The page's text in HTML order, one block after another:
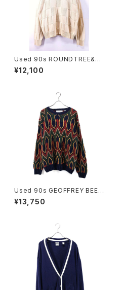
Used 90s ROUNDTREE&Y
ORKE Ivory Block Panel De
sign Cotton Knit Size L 古
¥12,100
Used 90s GEOFFREY BEEN
E Cotton Ramie Multi Color
3D Knit Size L 古着
¥13,750